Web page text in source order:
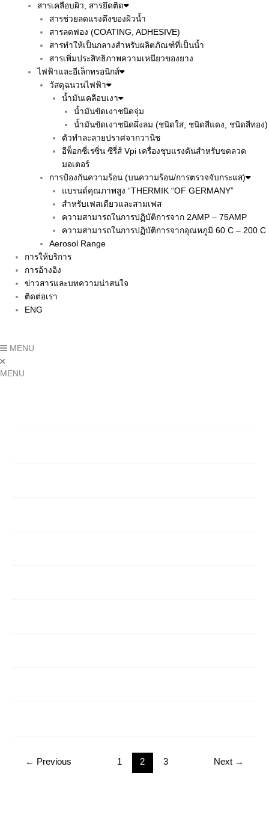
สารเคลือบผิว, สารยึดติด
สารช่วยลดแรงตึงของผิวน้ำ
สารลดฟอง (COATING, ADHESIVE)
สารทำให้เป็นกลางสำหรับผลิตภัณฑ์ที่เป็นน้ำ
สารเพิ่มประสิทธิภาพความเหนียวของยาง
ไฟฟ้าและอีเล็กทรอนิกส์
วัสดุฉนวนไฟฟ้า
น้ำมันเคลือบเงา
น้ำมันขัดเงาชนิดจุ่ม
น้ำมันขัดเงาชนิดผึ่งลม (ชนิดใส, ชนิดสีแดง, ชนิดสีทอง)
ตัวทำละลายปราศจากวานิช
อีพ็อกซี่เรซิ่น ซีรี่ส์ Vpi เครื่องชุบแรงดันสำหรับขดลวด
มอเตอร์
การป้องกันความร้อน (บนความร้อน/การตรวจจับกระแส)
แบรนด์คุณภาพสูง “THERMIK “OF GERMANY”
สำหรับเฟสเดียวและสามเฟส
ความสามารถในการปฏิบัติการจาก 2AMP – 75AMP
ความสามารถในการปฏิบัติการจากอุณหภูมิ 60 C – 200 C
Aerosol Range
การให้บริการ
การอ้างอิง
ข่าวสารและบทความน่าสนใจ
ติดต่อเรา
ENG
MENU
MENU
← Previous 1 2 3 Next →